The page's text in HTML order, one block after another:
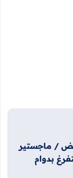
/ ماجستير
بدوام